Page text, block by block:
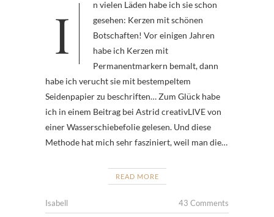
In vielen Läden habe ich sie schon
gesehen: Kerzen mit schönen
Botschaften! Vor einigen Jahren
habe ich Kerzen mit
Permanentmarkern bemalt, dann
habe ich verucht sie mit bestempeltem
Seidenpapier zu beschriften… Zum Glück habe
ich in einem Beitrag bei Astrid creativLIVE von
einer Wasserschiebefolie gelesen. Und diese
Methode hat mich sehr fasziniert, weil man die…
READ MORE
Isabell 43 Comments